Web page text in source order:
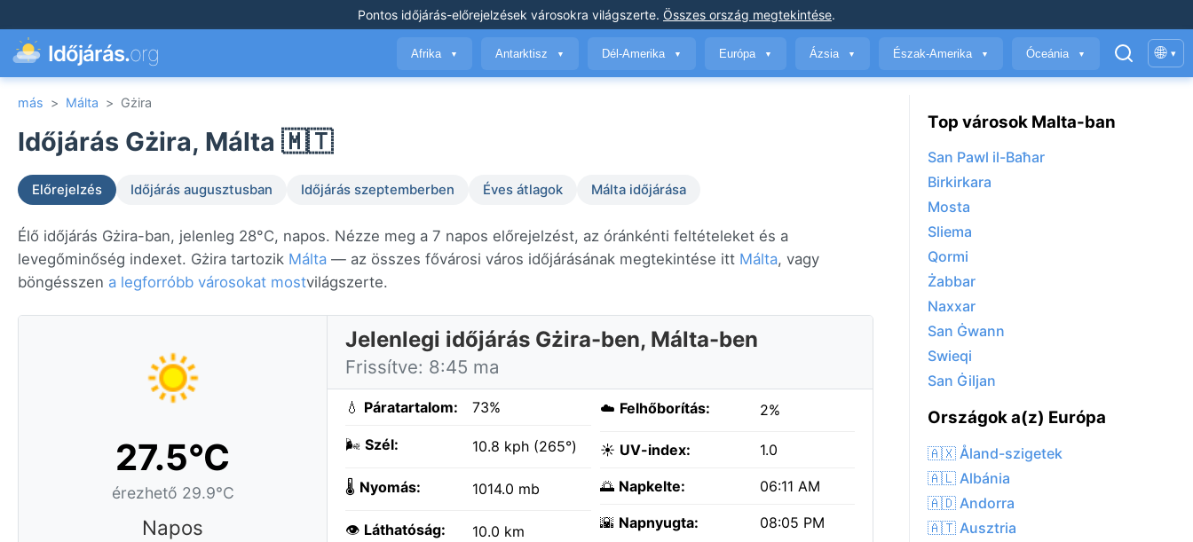
Pontos időjárás-előrejelzések városokra világszerte. Összes ország megtekintése.
Időjárás.org Afrika ▼ Antarktisz ▼ Dél-Amerika ▼ Európa ▼ Ázsia ▼ Észak-Amerika ▼ Óceánia ▼ 🌐 ▾
más > Málta > Gżira
Időjárás Gżira, Málta 🇲🇹
Előrejelzés Időjárás augusztusban Időjárás szeptemberben Éves átlagok Málta időjárása
Élő időjárás Gżira-ban, jelenleg 28°C, napos. Nézze meg a 7 napos előrejelzést, az óránkénti feltételeket és a
levegőminőség indexet. Gżira tartozik Málta — az összes fővárosi város időjárásának megtekintése itt Málta, vagy
böngésszen a legforróbb városokat mostvilágszerte.
27.5°C
érezhető 29.9°C
Napos
Jelenlegi időjárás Gżira-ben, Málta-ben
Frissítve: 8:45 ma
💧 Páratartalom: 73%
🌬️ Szél: 10.8 kph (265°)
🌡️ Nyomás: 1014.0 mb
👁️ Láthatóság: 10.0 km
☁️ Felhőborítás: 2%
☀️ UV-index: 1.0
🌅 Napkelte: 06:11 AM
🌇 Napnyugta: 08:05 PM
Top városok Malta-ban
San Pawl il-Baħar
Birkirkara
Mosta
Sliema
Qormi
Żabbar
Naxxar
San Ġwann
Swieqi
San Ġiljan
Országok a(z) Európa
🇦🇽 Åland-szigetek
🇦🇱 Albánia
🇦🇩 Andorra
🇦🇹 Ausztria